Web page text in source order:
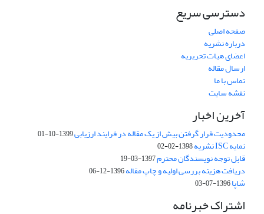
دسترسی سریع
صفحه اصلی
درباره نشریه
اعضای هیات تحریریه
ارسال مقاله
تماس با ما
نقشه سایت
آخرین اخبار
محدودیت قرار گرفتن بیش از یک مقاله در فرایند ارزیابی1399-10-01
نمایه ISC نشریه 1398-02-02
قابل توجه نویسندگان محترم1397-03-19
دریافت هزینه بررسی اولیه و چاپ مقاله1396-12-06
شاپا1396-07-03
اشتراک خبرنامه